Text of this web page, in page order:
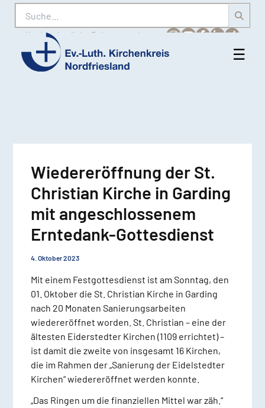
Suche
Karriere Amtliche Bekanntmachungen
Ev.-
☰
Wiedereröffnung der St.
Christian Kirche in Garding
mit angeschlossenem
Erntedank-Gottesdienst
4. Oktober 2023
Mit einem Festgottesdienst ist am Sonntag, den
01. Oktober die St. Christian Kirche in Garding
nach 20 Monaten Sanierungsarbeiten
wiedereröffnet worden. St. Christian – eine der
ältesten Eiderstedter Kirchen (1109 errichtet) –
ist damit die zweite von insgesamt 16 Kirchen,
die im Rahmen der „Sanierung der Eidelstedter
Kirchen“ wiedereröffnet werden konnte.
„Das Ringen um die finanziellen Mittel war zäh.“